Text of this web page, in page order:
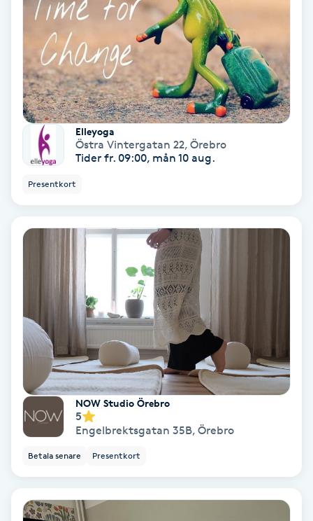
Fransförlängning Volym
Fransk manikyr
Fransrengöring
Frekvensterapi
Funktionsanalys
Färgning
Gel naglar
Gellack
Elleyoga
Östra Vintergatan 22, Örebro
Tider fr. 09:00, mån 10 aug.
Presentkort
NOW Studio Örebro
5
Engelbrektsgatan 35B, Örebro
Betala senare Presentkort